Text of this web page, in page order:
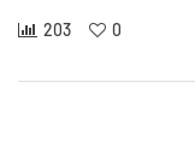
203 0